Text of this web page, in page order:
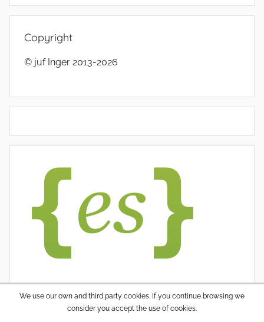
Copyright
© juf Inger 2013-2026
We use our own and third party cookies. If you continue browsing we
consider you accept the use of cookies.